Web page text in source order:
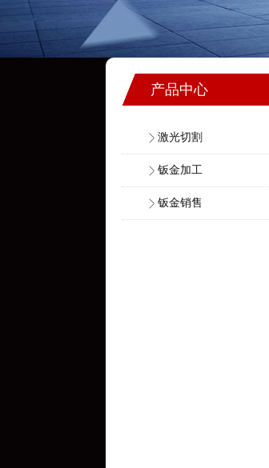
产品中心
激光切割
钣金加工
钣金销售